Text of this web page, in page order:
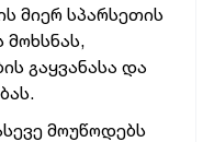
მიერ სპარსეთის
გაყვანასა და
მოუწოდებს